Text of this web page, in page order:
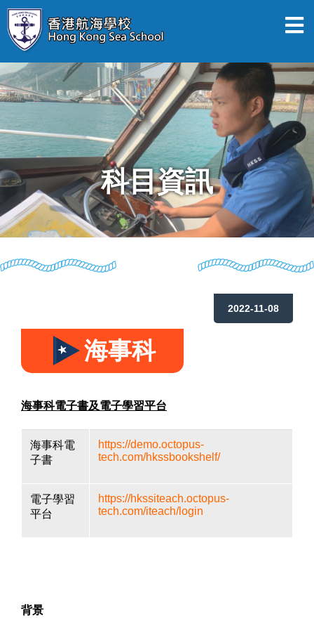
科目資訊
2022-11-08
海事科
海事科電子書及電子學習平台
海事科電
子書
https://demo.octopus-
tech.com/hkssbookshelf/
電子學習
平台
https://hkssiteach.octopus-
tech.com/iteach/login
背景